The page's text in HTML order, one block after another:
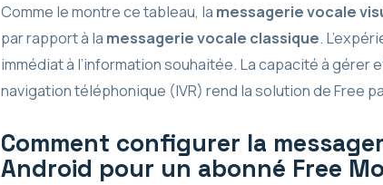
Comme le montre ce tableau, la messagerie vocale
par rapport à la messagerie vocale classique.
immédiat à l’information souhaitée. La capacité à
navigation téléphonique (IVR) rend la solution de Free
Comment configurer la
Android pour un abonné Free